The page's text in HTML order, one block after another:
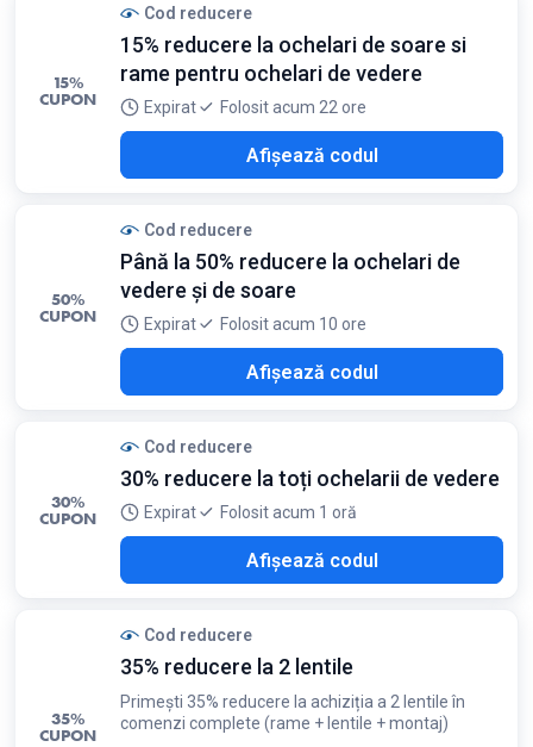
15%
CUPON
Cod reducere
15% reducere la ochelari de soare si
rame pentru ochelari de vedere
Expirat Folosit acum 22 ore
Afișează codul
50%
CUPON
Cod reducere
Până la 50% reducere la ochelari de
vedere și de soare
Expirat Folosit acum 10 ore
Afișează codul
30%
CUPON
Cod reducere
30% reducere la toți ochelarii de vedere
Expirat Folosit acum 1 oră
Afișează codul
35%
CUPON
Cod reducere
35% reducere la 2 lentile
Primești 35% reducere la achiziția a 2 lentile în
comenzi complete (rame + lentile + montaj)